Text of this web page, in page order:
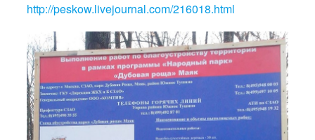
http://peskow.livejournal.com/216018.html